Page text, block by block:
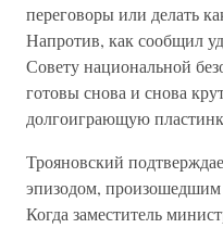
переговоры или делать
Напротив, как сообщил
Совету национальной
готовы снова и снова
долгоиграющую
Трояновский
эпизодом, произошедшим
Когда заместитель